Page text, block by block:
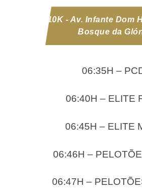
10K - Av. Infante Dom
Bosque da
06:35H –
06:40H – ELITE
06:45H – ELITE
06:46H –
06:47H –